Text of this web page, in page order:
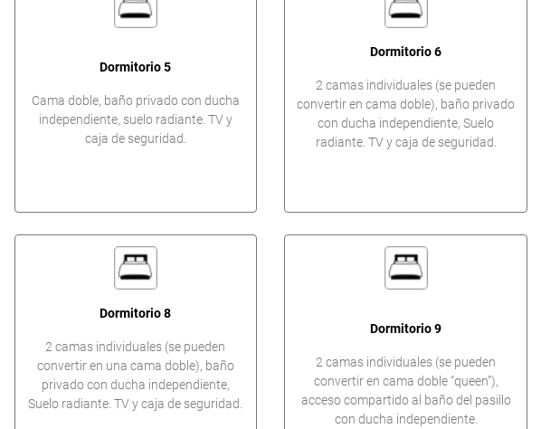
Dormitorio 5
Cama doble, baño privado con ducha
independiente, suelo radiante. TV y
caja de seguridad.
Dormitorio 6
2 camas individuales (se pueden
convertir en cama doble), baño privado
con ducha independiente, Suelo
radiante. TV y caja de seguridad.
Dormitorio 8
2 camas individuales (se pueden
convertir en una cama doble), baño
privado con ducha independiente,
Suelo radiante. TV y caja de seguridad.
Dormitorio 9
2 camas individuales (se pueden
convertir en cama doble “queen”),
acceso compartido al baño del pasillo
con ducha independiente.